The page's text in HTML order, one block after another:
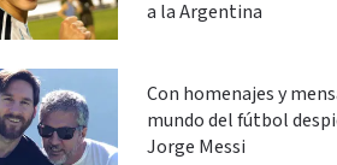
a la Argentina
Con homenajes y
mundo del fútbol
Jorge Messi